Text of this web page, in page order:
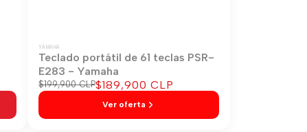
YAMAHA
Teclado portátil de 61 teclas PSR-
E283 - Yamaha
Precio
regular
$199,900 CLPPrecio
venta
$189,900 CLP
Ver oferta